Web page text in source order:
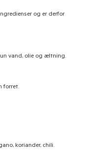
og er derfor
vand, olie og æltning.
forret.
koriander, chili.